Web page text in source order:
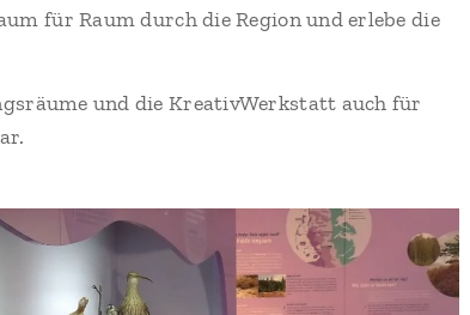
für Raum durch die Region und erlebe die
und die KreativWerkstatt auch für